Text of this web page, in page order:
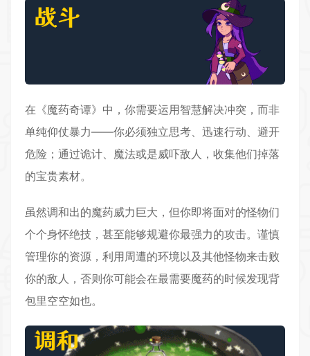
在《魔药奇谭》中，你需要运用智慧解决冲突，而非
单纯仰仗暴力——你必须独立思考、迅速行动、避开
危险；通过诡计、魔法或是威吓敌人，收集他们掉落
的宝贵素材。
虽然调和出的魔药威力巨大，但你即将面对的怪物们
个个身怀绝技，甚至能够规避你最强力的攻击。谨慎
管理你的资源，利用周遭的环境以及其他怪物来击败
你的敌人，否则你可能会在最需要魔药的时候发现背
包里空空如也。